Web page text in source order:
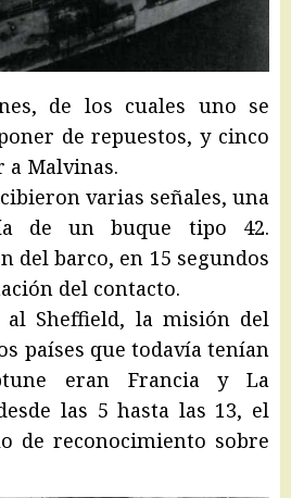
de los cuales uno se
de repuestos, y cinco
a Malvinas.
varias señales, una
de un buque tipo 42.
del barco, en 15 segundos
del contacto.
Sheffield, la misión del
países que todavía tenían
eran Francia y La
las 5 hasta las 13, el
de reconocimiento sobre